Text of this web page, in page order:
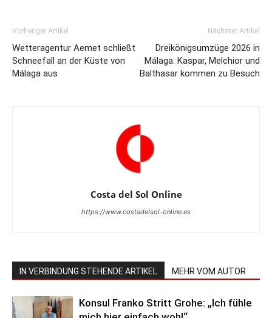
Vorheriger Artikel
Wetteragentur Aemet schließt
Schneefall an der Küste von
Málaga aus
Nächster Artikel
Dreikönigsumzüge 2026 in
Málaga: Kaspar, Melchior und
Balthasar kommen zu Besuch
Costa del Sol Online
https://www.costadelsol-online.es
IN VERBINDUNG STEHENDE ARTIKEL MEHR VOM AUTOR
Konsul Franko Stritt Grohe: „Ich fühle